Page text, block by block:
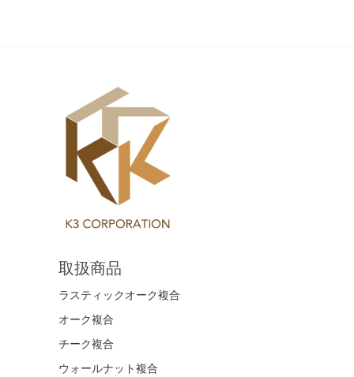
取扱商品
ラスティックオーク複合
オーク複合
チーク複合
ウォールナット複合